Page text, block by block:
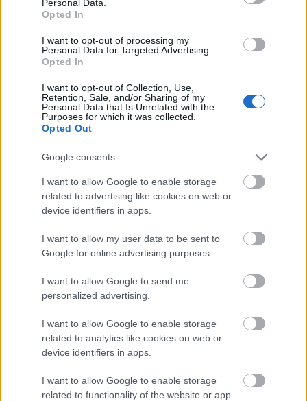
Personal Data.
Opted In
I want to opt-out of processing my
Personal Data for Targeted Advertising.
Opted In
I want to opt-out of Collection, Use,
Retention, Sale, and/or Sharing of my
Personal Data that Is Unrelated with the
Purposes for which it was collected.
Opted Out
Google consents
I want to allow Google to enable storage
related to advertising like cookies on web or
device identifiers in apps.
I want to allow my user data to be sent to
Google for online advertising purposes.
I want to allow Google to send me
personalized advertising.
I want to allow Google to enable storage
related to analytics like cookies on web or
device identifiers in apps.
I want to allow Google to enable storage
related to functionality of the website or app.
JAKOTILAISUUS
Sunnuntaina 26. tammikuuta 2025 Ski Classics
Pro Tour jatkuu Marcialongassa, Italiassa.
Tapahtuma on Ski Classicsin kauden kuudes
osakilpailu ja ensimmäinen Grand Classics -kisa
kaudella XVI. SC Play -palvelussa voit seurata
väriliivien jakotilaisuutta suorana lauantaina
25. tammikuuta klo 19.00 Suomen aikaa.
VÄRILIIVIEN JAKOTILAISUUS – KATSO
TÄÄLTÄ SC PLAY:SSÄ!
SC Play -sovellus on ladattavissa iOS-, Android-
ja Apple TV -laitteille. Voit katsoa sitä
televisiossa, mobiililaitteella ja tietokoneella. SC
Play on osa SC Ski Communitya ja on kaikkien
ProXCskiing.com, Langd.se, Langrenn.com,
Maastohiihto.com ja Bezky.net. SC Play -
tilauksesi tarjoaa aina pääsyn kaikkiin Ski
Communityn maksuttomiin ja maksullisiin
ominaisuuksiin, mukaan lukien kaikki Ski